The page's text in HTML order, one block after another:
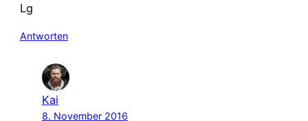
Lg
Antworten
Kai
8. November 2016